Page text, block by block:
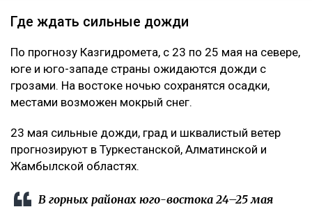
Где ждать сильные дожди
По прогнозу Казгидромета, с 23 по 25 мая на севере,
юге и юго-западе страны ожидаются дожди с
грозами. На востоке ночью сохранятся осадки,
местами возможен мокрый снег.
23 мая сильные дожди, град и шквалистый ветер
прогнозируют в Туркестанской, Алматинской и
Жамбылской областях.
В горных районах юго-востока 24–25 мая